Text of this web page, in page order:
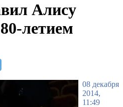
Алису
летием
08 декабря
2014,
11:49